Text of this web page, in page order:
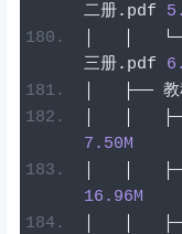
二册. pdf
三册. pdf
├──
7.50M
16.96M